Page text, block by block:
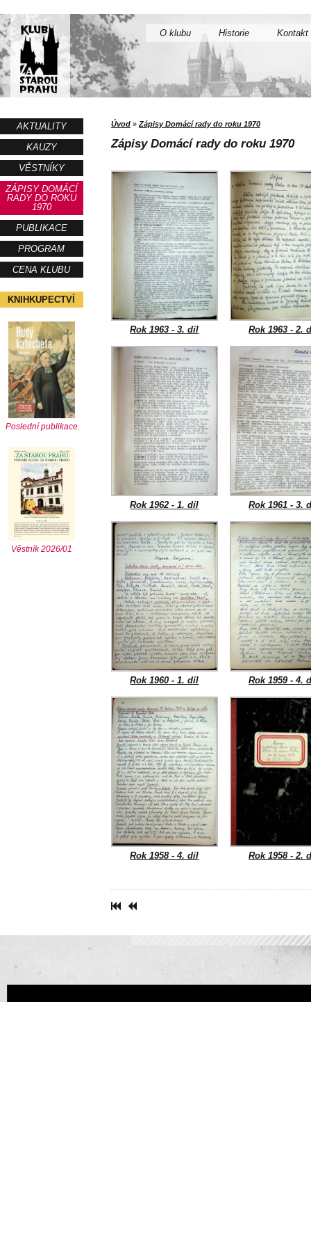
O klubu Historie Kontakt
AKTUALITY
KAUZY
VĚSTNÍKY
ZÁPISY DOMÁCÍ
RADY DO ROKU
1970
PUBLIKACE
PROGRAM
CENA KLUBU
KNIHKUPECTVÍ
Poslední publikace
Věstník 2026/01
Úvod » Zápisy Domácí rady do roku 1970
Zápisy Domácí rady do roku 1970
Rok 1963 - 3. díl Rok 1963 - 2.
Rok 1962 - 1. díl Rok 1961 - 3.
Rok 1960 - 1. díl Rok 1959 - 4.
Rok 1958 - 4. díl Rok 1958 - 2.